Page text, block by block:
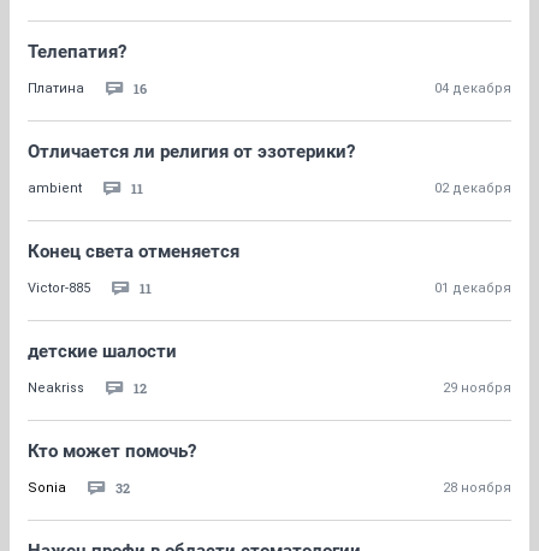
Телепатия?
Платина 16 04 декабря
Отличается ли религия от эзотерики?
ambient 11 02 декабря
Конец света отменяется
Victor-885 11 01 декабря
детские шалости
Neakriss 12 29 ноября
Кто может помочь?
Sonia 32 28 ноября